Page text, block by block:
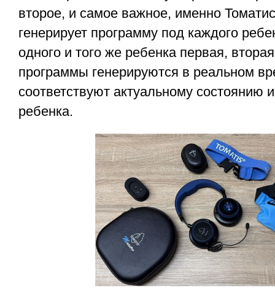
второе, и самое важное, именно
генерирует программу под каждого
одного и того же ребенка первая,
программы генерируются в реальном
соответствуют актуальному состоянию
ребенка.